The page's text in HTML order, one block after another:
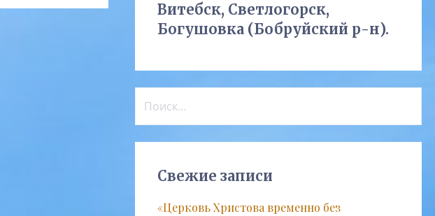
Витебск, Светлогорск,
Богушовка (Бобруйский р-н).
Свежие записи
«Церковь Христова временно без